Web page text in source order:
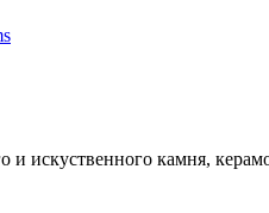
искуственного камня,